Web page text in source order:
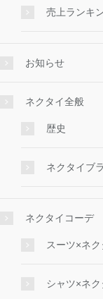
売上ランキ
お知らせ
ネクタイ全般
歴史
ネクタイブ
ネクタイコーデ
スーツ×ネク
シャツ×ネク